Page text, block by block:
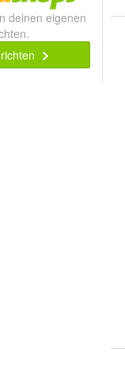
deinen eigenen